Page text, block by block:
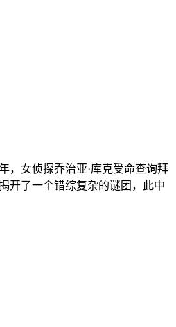
，女侦探乔治亚·库克受命查询拜
开了一个错综复杂的谜团，此中